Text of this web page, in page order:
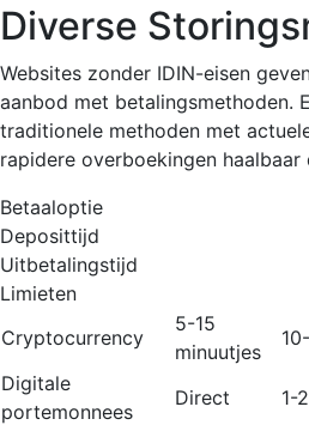
Diverse
Websites zonder IDIN-eisen
aanbod met betalingsmethoden.
traditionele methoden met
rapidere overboekingen haalbaar
Betaaloptie
Deposittijd
Uitbetalingstijd
Limieten
Cryptocurrency
5-15
minuutjes
Digitale
portemonnees
Direct 1-